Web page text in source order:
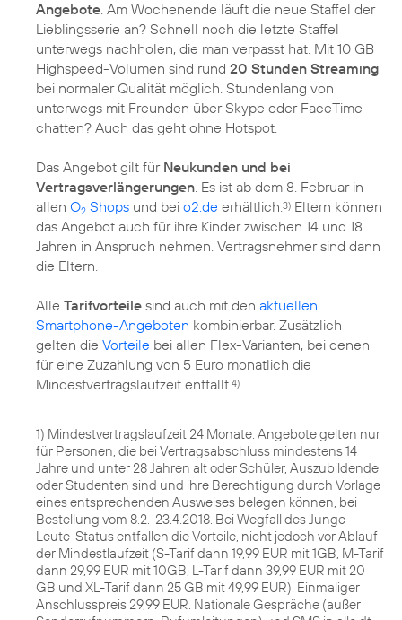
Angebote . Am Wochenende läuft die neue Staffel der
Lieblingsserie an? Schnell noch die letzte Staffel
unterwegs nachholen, die man verpasst hat. Mit 10 GB
Highspeed-Volumen sind rund 20 Stunden Streaming
bei normaler Qualität möglich. Stundenlang von
unterwegs mit Freunden über Skype oder FaceTime
chatten? Auch das geht ohne Hotspot.
Das Angebot gilt für Neukunden und bei
Vertragsverlängerungen . Es ist ab dem 8. Februar in
allen O2 Shops und bei o2.de erhältlich. 3) Eltern können
das Angebot auch für ihre Kinder zwischen 14 und 18
Jahren in Anspruch nehmen. Vertragsnehmer sind dann
die Eltern.
Alle Tarifvorteile sind auch mit den aktuellen
Smartphone-Angeboten kombinierbar. Zusätzlich
gelten die Vorteile bei allen Flex-Varianten, bei denen
für eine Zuzahlung von 5 Euro monatlich die
Mindestvertragslaufzeit entfällt. 4)
1) Mindestvertragslaufzeit 24 Monate. Angebote gelten nur
für Personen, die bei Vertragsabschluss mindestens 14
Jahre und unter 28 Jahren alt oder Schüler, Auszubildende
oder Studenten sind und ihre Berechtigung durch Vorlage
eines entsprechenden Ausweises belegen können, bei
Bestellung vom 8.2.-23.4.2018. Bei Wegfall des Junge-
Leute-Status entfallen die Vorteile, nicht jedoch vor Ablauf
der Mindestlaufzeit (S-Tarif dann 19,99 EUR mit 1GB, M-Tarif
dann 29,99 EUR mit 10GB, L-Tarif dann 39,99 EUR mit 20
GB und XL-Tarif dann 25 GB mit 49,99 EUR). Einmaliger
Anschlusspreis 29,99 EUR. Nationale Gespräche (außer